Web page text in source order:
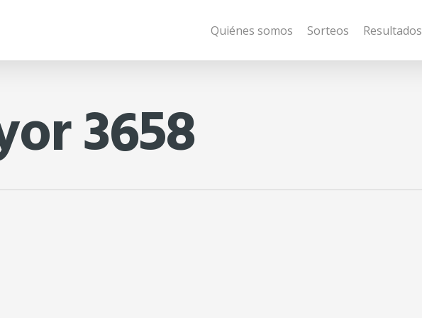
Quiénes somos Sorteos Resultados
3658